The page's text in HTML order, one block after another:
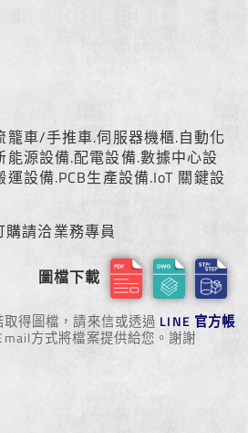
籠車/手推車.伺服器機櫃.自動化
源設備.配電設備.數據中心設
設備.PCB生產設備.IoT 關鍵設
購請洽業務專員
圖檔下載
得圖檔，請來信或透過 LINE 官方帳
方式將檔案提供給您。謝謝